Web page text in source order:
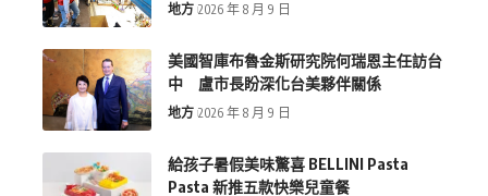
地方 2026 年 8 月 9 日
美國智庫布魯金斯研究院何瑞恩主任訪台
中 盧市長盼深化台美夥伴關係
地方 2026 年 8 月 9 日
給孩子暑假美味驚喜 BELLINI Pasta
Pasta 新推五款快樂兒童餐